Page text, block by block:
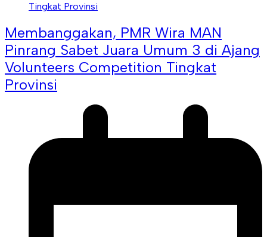
Membanggakan, PMR Wira MAN
Pinrang Sabet Juara Umum 3 di Ajang
Volunteers Competition Tingkat
Provinsi